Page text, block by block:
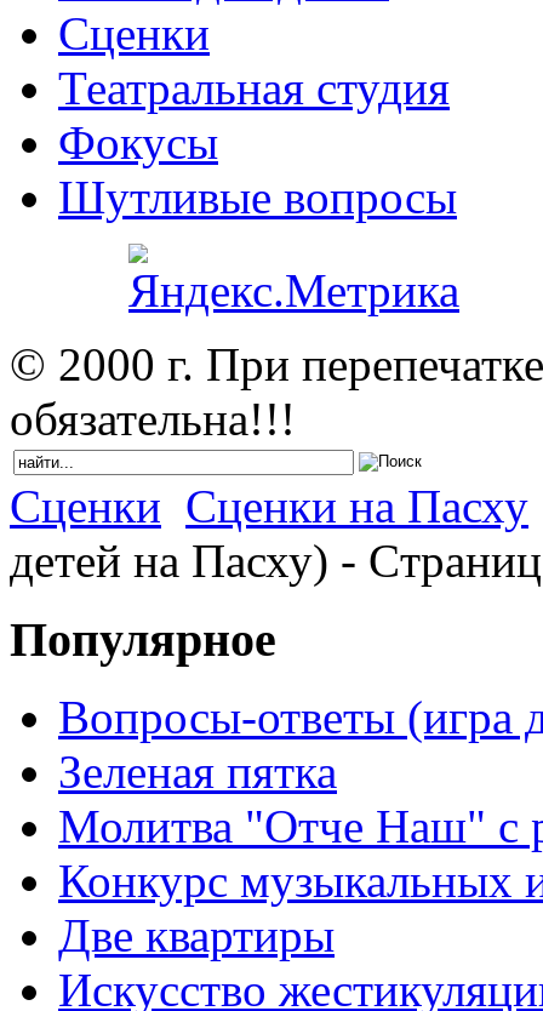
Сценки
Театральная студия
Фокусы
Шутливые вопросы
© 2000 г. При
обязательна!!!
Сценки Сценки на Пасху
детей на Пасху) -
Популярное
Вопросы-ответы (игра
Зеленая пятка
Молитва "Отче Наш" с
Конкурс музыкальных
Две квартиры
Искусство